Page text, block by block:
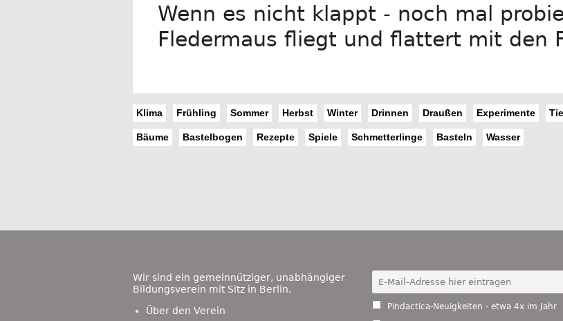
Wenn es nicht klappt - noch mal
Fledermaus fliegt und flattert mit den
Klima Frühling Sommer Herbst Winter Drinnen Draußen Experimente
Bäume Bastelbogen Rezepte Spiele Schmetterlinge Basteln Wasser
Footer
Wir sind ein gemeinnütziger, unabhängiger
Bildungsverein mit Sitz in Berlin.
Über den Verein
Pindactica-Neuigkeiten - etwa 4x im Jahr